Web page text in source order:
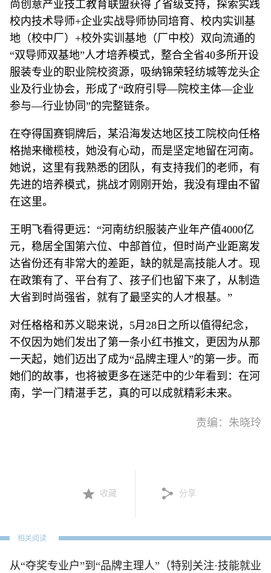
尚创意产业技工教育联盟获得了省级支持，探索实践
校内技术导师+企业实战导师协同培育、校内实训基
地（校中厂）+校外实训基地（厂中校）双向流通的
“双导师双基地”人才培养模式，整合全省40多所开设
服装专业的职业院校资源，吸纳锦荣轻纺城等龙头企
业及行业协会，形成了“政府引导—院校主体—企业
参与—行业协同”的完整链条。
在夺得国赛铜牌后，某沿海发达地区技工院校向任格
格抛来橄榄枝，她没有心动，而是坚定地留在河南。
她说，这里有我熟悉的团队，有支持我们的老师，有
先进的培养模式，挑战才刚刚开始，我没有理由不留
在这里。
王明飞看得更远：“河南纺织服装产业年产值4000亿
元，稳居全国第六位、中部首位，但时尚产业距离发
达省份还有非常大的差距，缺的就是高技能人才。现
在政策有了、平台有了、孩子们也留下来了，从制造
大省到时尚强省，就有了最坚实的人才根基。”
对任格格和苏义聪来说，5月28日之所以值得纪念，
不仅因为她们发出了第一条小红书推文，更因为从那
一天起，她们迈出了成为“品牌主理人”的第一步。而
她们的故事，也将被更多在迷茫中的少年看到：在河
南，学一门精湛手艺，真的可以成就精彩未来。
责编：朱晓玲
收藏 分享
相关阅读
从“夺奖专业户”到“品牌主理人”（特别关注·技能就业